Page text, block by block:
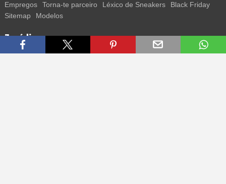
Empregos
Torna-te parceiro Léxico de Sneakers
Black Friday
Sitemap
Modelos
Jurídico
Termos Privacidade Impressum Contacto